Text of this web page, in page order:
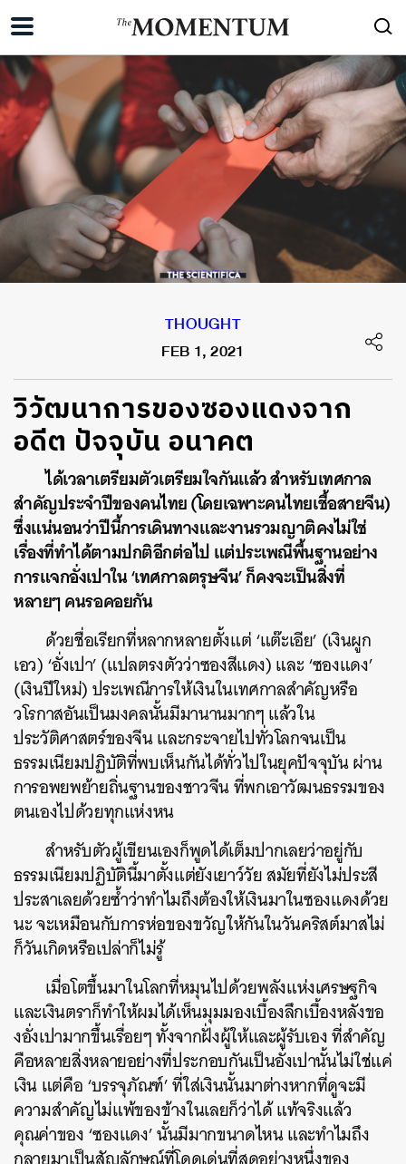
THOUGHT
FEB 1, 2021
วิวัฒนาการของซองแดงจาก
อดีต ปัจจุบัน อนาคต
ได้เวลาเตรียมตัวเตรียมใจกันแล้ว สำหรับเทศกาล
สำคัญประจำปีของคนไทย (โดยเฉพาะคนไทยเชื้อสายจีน)
ซึ่งแน่นอนว่าปีนี้การเดินทางและงานรวมญาติคงไม่ใช่
เรื่องที่ทำได้ตามปกติอีกต่อไป แต่ประเพณีพื้นฐานอย่าง
การแจกอั่งเปาใน ‘เทศกาลตรุษจีน’ ก็คงจะเป็นสิ่งที่
หลายๆ คนรอคอยกัน
ด้วยชื่อเรียกที่หลากหลายตั้งแต่ ‘แต๊ะเอีย’ (เงินผูก
เอว) ‘อั่งเปา’ (แปลตรงตัวว่าซองสีแดง) และ ‘ซองแดง’
(เงินปีใหม่) ประเพณีการให้เงินในเทศกาลสำคัญหรือ
วโรกาสอันเป็นมงคลนั้นมีมานานมากๆ แล้วใน
ประวัติศาสตร์ของจีน และกระจายไปทั่วโลกจนเป็น
ธรรมเนียมปฏิบัติที่พบเห็นกันได้ทั่วไปในยุคปัจจุบัน ผ่าน
การอพยพย้ายถิ่นฐานของชาวจีน ที่พกเอาวัฒนธรรมของ
ตนเองไปด้วยทุกแห่งหน
สำหรับตัวผู้เขียนเองก็พูดได้เต็มปากเลยว่าอยู่กับ
ธรรมเนียมปฏิบัตินี้มาตั้งแต่ยังเยาว์วัย สมัยที่ยังไม่ประสี
ประสาเลยด้วยซ้ำว่าทำไมถึงต้องให้เงินมาในซองแดงด้วย
นะ จะเหมือนกับการห่อของขวัญให้กันในวันคริสต์มาสไม่
ก็วันเกิดหรือเปล่าก็ไม่รู้
เมื่อโตขึ้นมาในโลกที่หมุนไปด้วยพลังแห่งเศรษฐกิจ
และเงินตราก็ทำให้ผมได้เห็นมุมมองเบื้องลึกเบื้องหลังขอ
งอั่งเปามากขึ้นเรื่อยๆ ทั้งจากฝั่งผู้ให้และผู้รับเอง ที่สำคัญ
คือหลายสิ่งหลายอย่างที่ประกอบกันเป็นอั่งเปานั้นไม่ใช่แค่
เงิน แต่คือ ‘บรรจุภัณฑ์’ ที่ใส่เงินนั้นมาต่างหากที่ดูจะมี
ความสำคัญไม่แพ้ของข้างในเลยก็ว่าได้ แท้จริงแล้ว
คุณค่าของ ‘ซองแดง’ นั้นมีมากขนาดไหน และทำไมถึง